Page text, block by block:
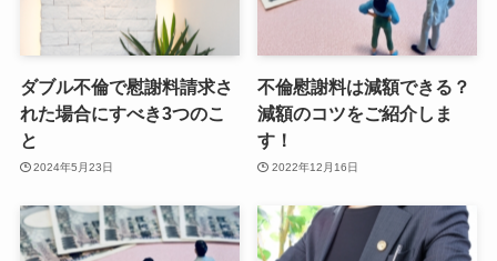
ダブル不倫で慰謝料請求さ
れた場合にすべき3つのこ
と
2024年5月23日
不倫慰謝料は減額できる？
減額のコツをご紹介しま
す！
2022年12月16日